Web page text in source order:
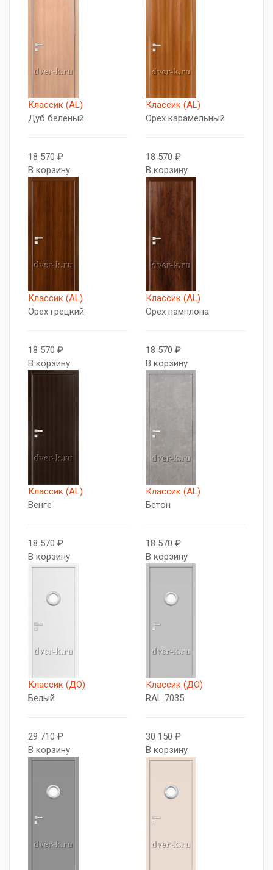
Классик (AL)
Дуб беленый
18 570 ₽
В корзину
Классик (AL)
Орех карамельный
18 570 ₽
В корзину
Классик (AL)
Орех грецкий
18 570 ₽
В корзину
Классик (AL)
Орех памплона
18 570 ₽
В корзину
Классик (AL)
Венге
18 570 ₽
В корзину
Классик (AL)
Бетон
18 570 ₽
В корзину
Классик (ДО)
Белый
29 710 ₽
В корзину
Классик (ДО)
RAL 7035
30 150 ₽
В корзину